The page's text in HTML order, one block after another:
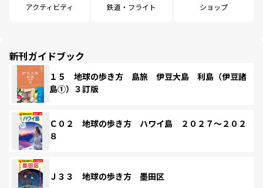
アクティビティ 鉄道・フライト ショップ
新刊ガイドブック
１５ 地球の歩き方 島旅 伊豆大島 利島（伊豆諸
島①）３訂版
Ｃ０２ 地球の歩き方 ハワイ島 ２０２７～２０２
８
Ｊ３３ 地球の歩き方 墨田区